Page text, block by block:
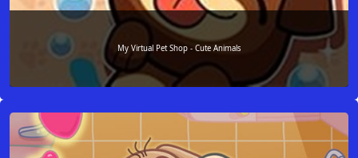
My Virtual Pet Shop - Cute Animals